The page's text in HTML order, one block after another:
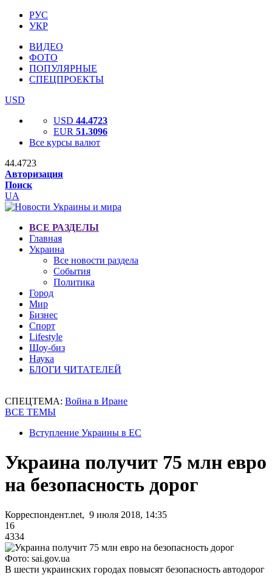
РУС
УКР
ВИДЕО
ФОТО
ПОПУЛЯРНЫЕ
СПЕЦПРОЕКТЫ
USD
USD 44.4723
EUR 51.3096
Все курсы валют
44.4723
Авторизация
Поиск
UA
ВСЕ РАЗДЕЛЫ
Главная
Украина
Все новости раздела
События
Политика
Город
Мир
Бизнес
Спорт
Lifestyle
Шоу-биз
Наука
БЛОГИ ЧИТАТЕЛЕЙ
СПЕЦТЕМА: Война в Иране
ВСЕ ТЕМЫ
Вступление Украины в ЕС
Украина получит 75 млн евро
на безопасность дорог
Корреспондент.net, 9 июля 2018, 14:35
16
4334
Фото: sai.gov.ua
В шести украинских городах повысят безопасность автодорог